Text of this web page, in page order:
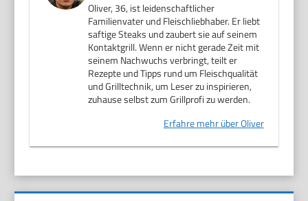
Oliver, 36, ist leidenschaftlicher
Familienvater und Fleischliebhaber. Er liebt
saftige Steaks und zaubert sie auf seinem
Kontaktgrill. Wenn er nicht gerade Zeit mit
seinem Nachwuchs verbringt, teilt er
Rezepte und Tipps rund um Fleischqualität
und Grilltechnik, um Leser zu inspirieren,
zuhause selbst zum Grillprofi zu werden.
Erfahre mehr über Oliver